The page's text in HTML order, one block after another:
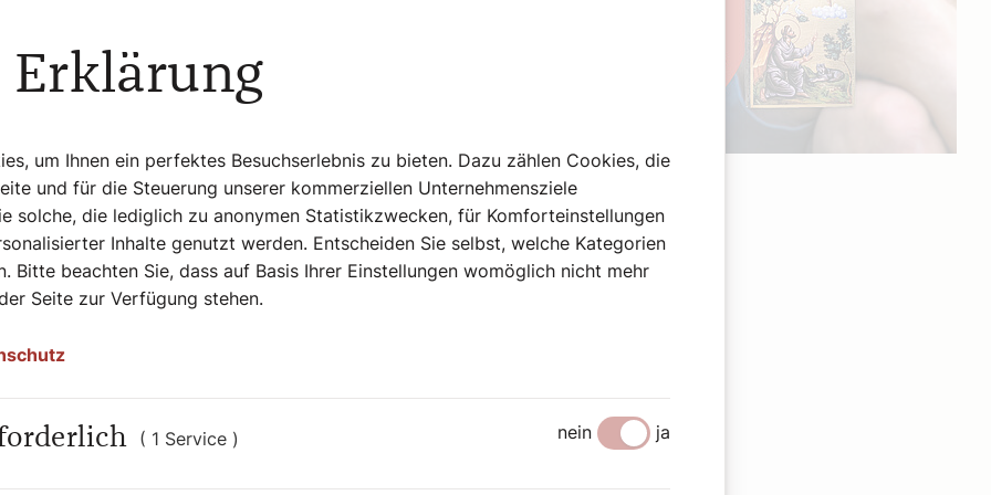
Katholischen Medien Akademie. Eine
lernt und bei der man eine
ein umfassendes Bild davon,
ist vieles aktuell im Wandel, allein die
ist sehr spannend. Was das
wichtig es ist, als Journalistin und
Prozent möglich ist, weil auch
haben. Trotzdem: So gut es geht,
kommen. Als gläubiger Mensch kann
zu berichten. Es ist wichtig,
Werbung
Erklärung
um Ihnen ein perfektes Besuchserlebnis zu bieten. Dazu zählen Cookies, die
und für die Steuerung unserer kommerziellen Unternehmensziele
solche, die lediglich zu anonymen Statistikzwecken, für Komforteinstellungen
Inhalte genutzt werden. Entscheiden Sie selbst, welche Kategorien
Bitte beachten Sie, dass auf Basis Ihrer Einstellungen womöglich nicht mehr
Seite zur Verfügung stehen.
( 1 Service ) nein ja